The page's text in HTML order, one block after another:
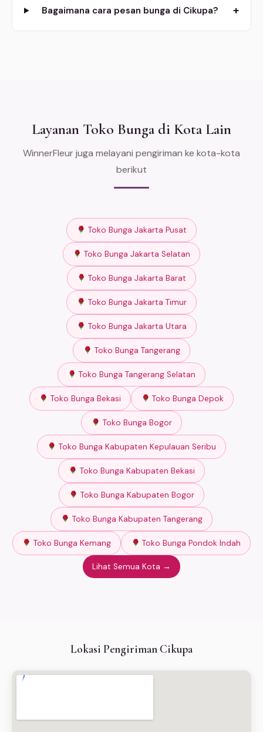
Bagaimana cara pesan bunga di Cikupa? +
Layanan Toko Bunga di Kota Lain
WinnerFleur juga melayani pengiriman ke kota-kota
berikut
Toko Bunga Jakarta Pusat
Toko Bunga Jakarta Selatan
Toko Bunga Jakarta Barat
Toko Bunga Jakarta Timur
Toko Bunga Jakarta Utara
Toko Bunga Tangerang
Toko Bunga Tangerang Selatan
Toko Bunga Bekasi Toko Bunga Depok
Toko Bunga Bogor
Toko Bunga Kabupaten Kepulauan Seribu
Toko Bunga Kabupaten Bekasi
Toko Bunga Kabupaten Bogor
Toko Bunga Kabupaten Tangerang
Toko Bunga Kemang Toko Bunga Pondok Indah
Lihat Semua Kota →
Lokasi Pengiriman Cikupa